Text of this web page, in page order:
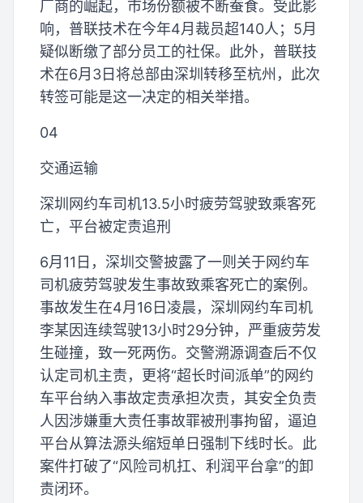
厂商的崛起，市场份额被不断蚕食。受此影
响，普联技术在今年4月裁员超140人；5月
疑似断缴了部分员工的社保。此外，普联技
术在6月3日将总部由深圳转移至杭州，此次
转签可能是这一决定的相关举措。
04
交通运输
深圳网约车司机13.5小时疲劳驾驶致乘客死
亡，平台被定责追刑
6月11日，深圳交警披露了一则关于网约车
司机疲劳驾驶发生事故致乘客死亡的案例。
事故发生在4月16日凌晨，深圳网约车司机
李某因连续驾驶13小时29分钟，严重疲劳发
生碰撞，致一死两伤。交警溯源调查后不仅
认定司机主责，更将“超长时间派单”的网约
车平台纳入事故定责承担次责，其安全负责
人因涉嫌重大责任事故罪被刑事拘留，逼迫
平台从算法源头缩短单日强制下线时长。此
案件打破了“风险司机扛、利润平台拿”的卸
责闭环。